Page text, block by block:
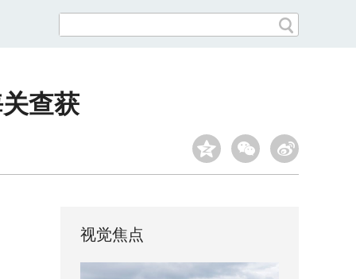
查获
视觉焦点